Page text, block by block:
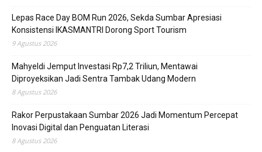
Lepas Race Day BOM Run 2026, Sekda Sumbar Apresiasi
Konsistensi IKASMANTRI Dorong Sport Tourism
9 Agustus 2026
Mahyeldi Jemput Investasi Rp7,2 Triliun, Mentawai
Diproyeksikan Jadi Sentra Tambak Udang Modern
8 Agustus 2026
Rakor Perpustakaan Sumbar 2026 Jadi Momentum Percepat
Inovasi Digital dan Penguatan Literasi
8 Agustus 2026